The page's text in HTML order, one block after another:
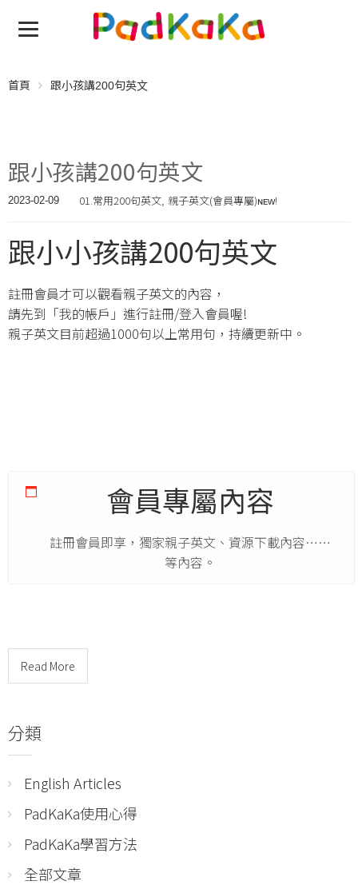
首頁 跟小孩講200句英文
跟小孩講200句英文
2023-02-09 01.常用200句英文, 親子英文(會員專屬)ɴᴇᴡ!
跟小小孩講200句英文
註冊會員才可以觀看親子英文的內容，
請先到「我的帳戶」進行註冊/登入會員喔!
親子英文目前超過1000句以上常用句，持續更新中。
會員專屬內容
註冊會員即享，獨家親子英文、資源下載內容……
等內容。
Read More
分類
English Articles
PadKaKa使用心得
PadKaKa學習方法
全部文章